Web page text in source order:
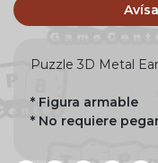
Puzzle 3D Metal
* Figura armable
* No requiere